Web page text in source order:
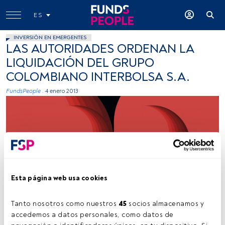
Esta página web usa cookies
Tanto nosotros como nuestros 45 socios almacenamos y
accedemos a datos personales, como datos de
ES
INVERSIÓN EN EMERGENTES
LAS AUTORIDADES ORDENAN LA
LIQUIDACIÓN DEL GRUPO
COLOMBIANO INTERBOLSA S.A.
FundsPeople . 4 enero 2013
Joel Filipe (Unsplash)
Tiempo lectura: 1 min.